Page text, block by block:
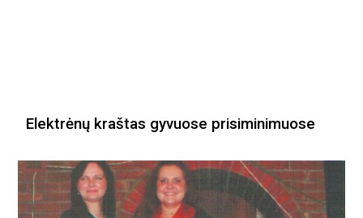
Elektrėnų kraštas gyvuose prisiminimuose